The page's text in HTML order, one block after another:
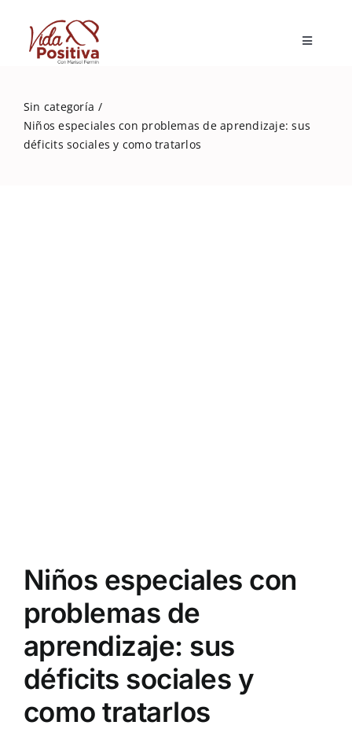
content
Toggle
Sin categoría
Niños especiales con problemas de aprendizaje: sus
déficits sociales y como tratarlos
Niños especiales con
problemas de
aprendizaje: sus
déficits sociales y
como tratarlos